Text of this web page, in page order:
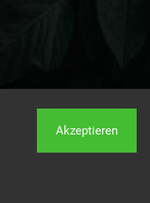
Akzeptieren